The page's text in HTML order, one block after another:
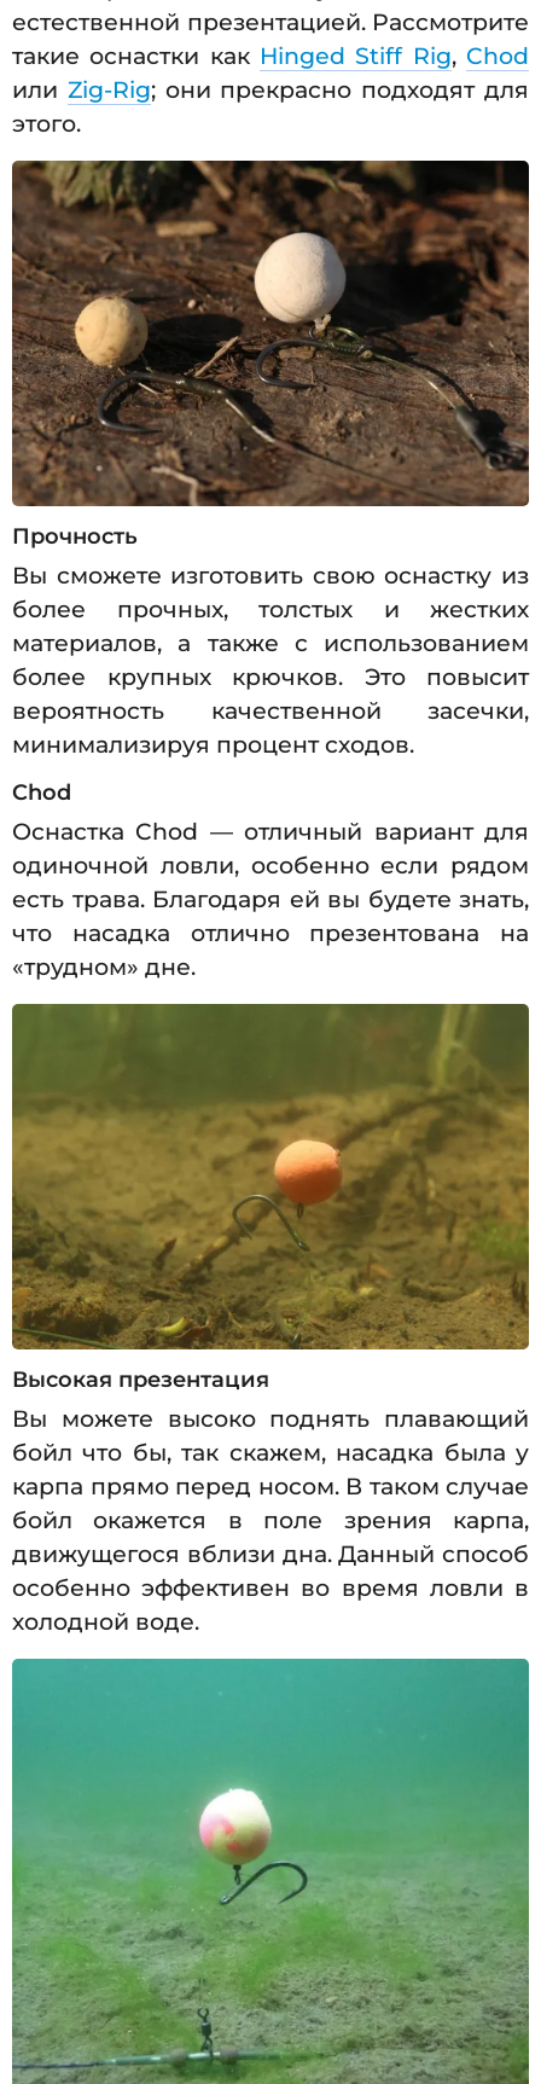
естественной презентацией. Рассмотрите
такие оснастки как Hinged Stiff Rig, Chod
или Zig-Rig; они прекрасно подходят для
этого.
Прочность
Вы сможете изготовить свою оснастку из
более прочных, толстых и жестких
материалов, а также с использованием
более крупных крючков. Это повысит
вероятность качественной засечки,
минимализируя процент сходов.
Chod
Оснастка Chod — отличный вариант для
одиночной ловли, особенно если рядом
есть трава. Благодаря ей вы будете знать,
что насадка отлично презентована на
«трудном» дне.
Высокая презентация
Вы можете высоко поднять плавающий
бойл что бы, так скажем, насадка была у
карпа прямо перед носом. В таком случае
бойл окажется в поле зрения карпа,
движущегося вблизи дна. Данный способ
особенно эффективен во время ловли в
холодной воде.